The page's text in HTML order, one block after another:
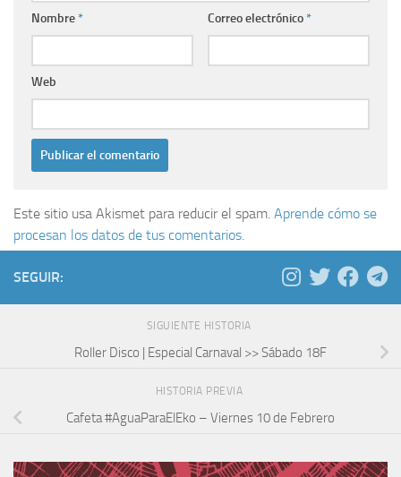
Nombre* Correo electrónico*
Web
Este sitio usa Akismet para reducir el spam. Aprende cómo se
procesan los datos de tus comentarios.
SEGUIR:
SIGUIENTE HISTORIA
Roller Disco | Especial Carnaval >> Sábado 18F
HISTORIA PREVIA
Cafeta #AguaParaElEko – Viernes 10 de Febrero